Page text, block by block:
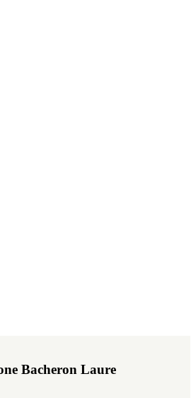
Bacheron Laure